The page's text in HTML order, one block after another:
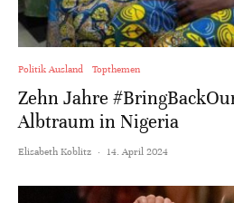
Politik Ausland Topthemen
Zehn Jahre
Albtraum in Nigeria
Elisabeth Koblitz · 14. April 2024